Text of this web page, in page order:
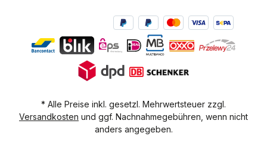
* Alle Preise inkl. gesetzl. Mehrwertsteuer zzgl.
Versandkosten und ggf. Nachnahmegebühren, wenn nicht
anders angegeben.